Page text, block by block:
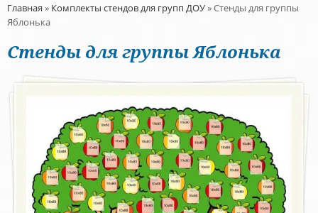
Главная » Комплекты стендов для групп ДОУ»Стенды для группы
Яблонька
Стенды для группы Яблонька